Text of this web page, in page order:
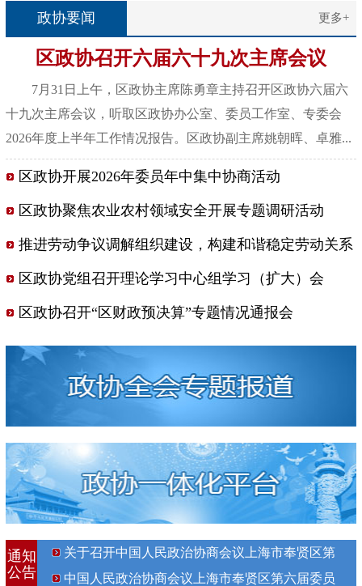
更多+
政协要闻
区政协召开六届六十九次主席会议
7月31日上午，区政协主席陈勇章主持召开区政协六届六
十九次主席会议，听取区政协办公室、委员工作室、专委会
2026年度上半年工作情况报告。区政协副主席姚朝晖、卓雅...
[点击详细]
区政协开展2026年委员年中集中协商活动
区政协聚焦农业农村领域安全开展专题调研活动
推进劳动争议调解组织建设，构建和谐稳定劳动关系
区政协党组召开理论学习中心组学习（扩大）会
区政协召开“区财政预决算”专题情况通报会
通知
公告
关于召开中国人民政治协商会议上海市奉贤区第
六届委员会第四次会议的决定
中国人民政治协商会议上海市奉贤区第六届委员